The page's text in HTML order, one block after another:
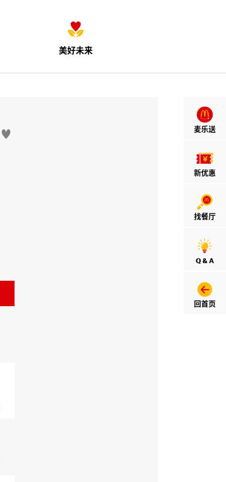
美好未来
麦乐送
新优惠
找餐厅
Q & A
回首页
